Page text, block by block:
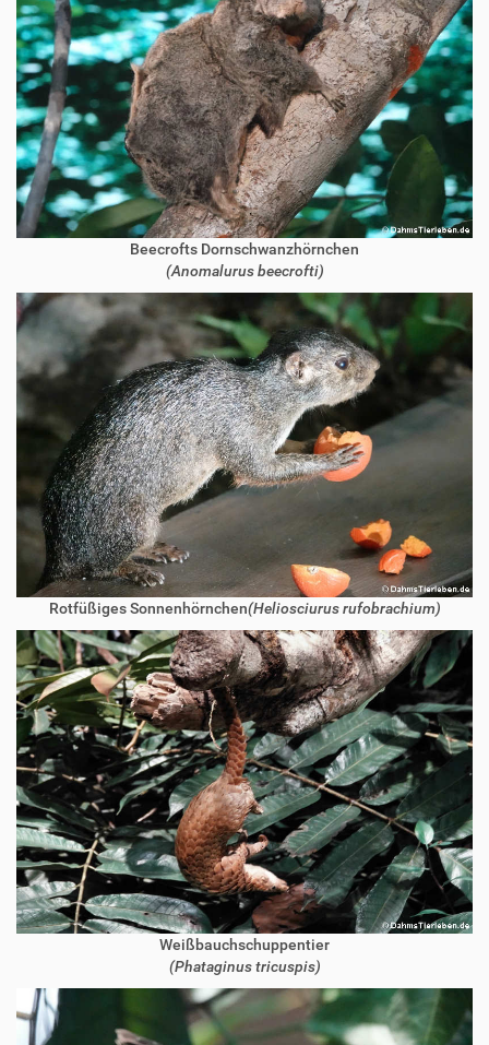
Beecrofts Dornschwanzhörnchen
(Anomalurus beecrofti)
Rotfüßiges Sonnenhörnchen(Heliosciurus rufobrachium)
Weißbauchschuppentier
(Phataginus tricuspis)